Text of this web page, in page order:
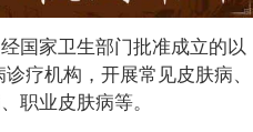
国家卫生部门批准成立的以
疗机构，开展常见皮肤病、
职业皮肤病等。